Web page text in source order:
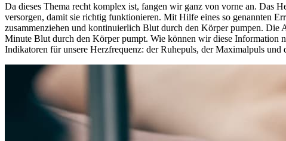
Da dieses Thema recht komplex ist, fangen wir ganz von vorne an. Das
versorgen, damit sie richtig funktionieren. Mit Hilfe eines so genannten
zusammenziehen und kontinuierlich Blut durch den Körper pumpen.
Minute Blut durch den Körper pumpt. Wie können wir diese Information
Indikatoren für unsere Herzfrequenz: der Ruhepuls, der Maximalpuls und